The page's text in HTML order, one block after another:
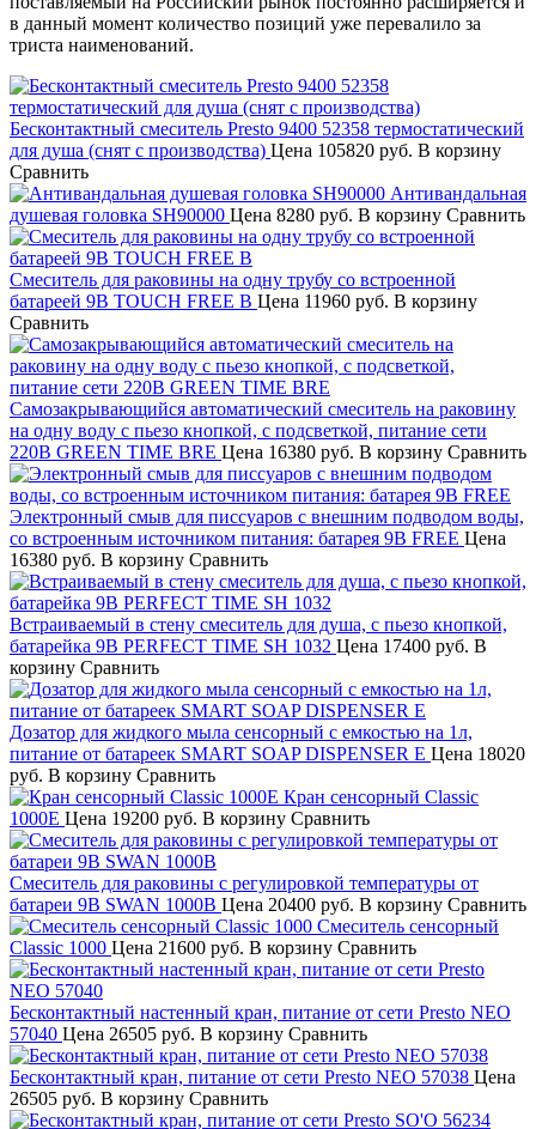
в данный момент количество позиций уже перевалило за
триста наименований.
Бесконтактный смеситель Presto 9400 52358 термостатический
для душа (снят с производства) Цена 105820 руб. В корзину
Сравнить
Антивандальная
душевая головка SH90000 Цена 8280 руб. В корзину Сравнить
Смеситель для раковины на одну трубу со встроенной
батареей 9В TOUCH FREE B Цена 11960 руб. В корзину
Сравнить
Самозакрывающийся автоматический смеситель на раковину
на одну воду с пьезо кнопкой, с подсветкой, питание сети
220В GREEN TIME BRE Цена 16380 руб. В корзину Сравнить
Электронный смыв для писсуаров с внешним подводом воды,
со встроенным источником питания: батарея 9В FREE Цена
16380 руб. В корзину Сравнить
Встраиваемый в стену смеситель для душа, с пьезо кнопкой,
батарейка 9В PERFECT TIME SH 1032 Цена 17400 руб. В
корзину Сравнить
Дозатор для жидкого мыла сенсорный с емкостью на 1л,
питание от батареек SMART SOAP DISPENSER E Цена 18020
руб. В корзину Сравнить
Кран сенсорный Classic
1000Е Цена 19200 руб. В корзину Сравнить
Смеситель для раковины с регулировкой температуры от
батареи 9В SWAN 1000B Цена 20400 руб. В корзину Сравнить
Смеситель сенсорный
Classic 1000 Цена 21600 руб. В корзину Сравнить
Бесконтактный настенный кран, питание от сети Presto NEO
57040 Цена 26505 руб. В корзину Сравнить
Бесконтактный кран, питание от сети Presto NEO 57038 Цена
26505 руб. В корзину Сравнить